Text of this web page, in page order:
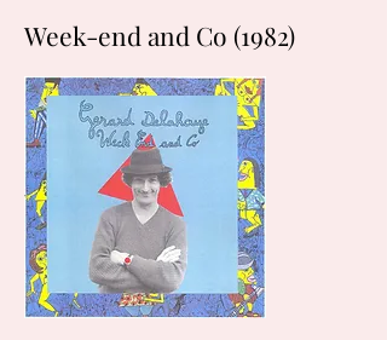
Week-end and Co (1982)